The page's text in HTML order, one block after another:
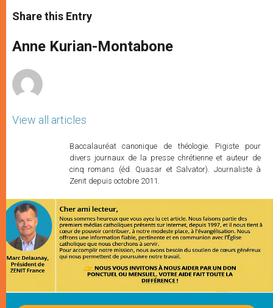
t
s
p
p
s
e
g
e
e
b
o
k
r
Share this Entry
Anne Kurian-Montabone
View all articles
Baccalauréat canonique de théologie. Pigiste pour
divers journaux de la presse chrétienne et auteur de
cinq romans (éd. Quasar et Salvator). Journaliste à
Zenit depuis octobre 2011.